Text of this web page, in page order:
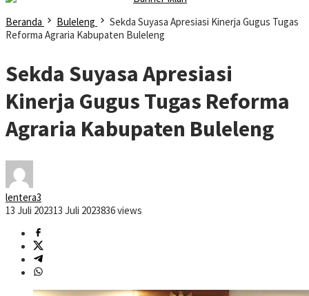
Beranda Buleleng
Sekda Suyasa Apresiasi Kinerja Gugus Tugas
Reforma Agraria Kabupaten Buleleng
Sekda Suyasa Apresiasi
Kinerja Gugus Tugas Reforma
Agraria Kabupaten Buleleng
lentera3
13 Juli 202313 Juli 2023836 views